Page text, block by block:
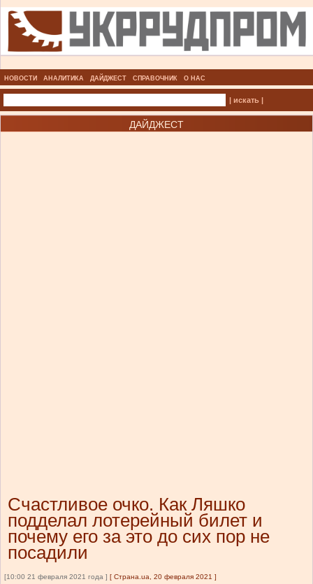
НОВОСТИ АНАЛИТИКА ДАЙДЖЕСТ СПРАВОЧНИК О НАС
| искать |
ДАЙДЖЕСТ
Счастливое очко. Как Ляшко
подделал лотерейный билет и
почему его за это до сих пор не
посадили
[10:00 21 февраля 2021 года ] [ Страна.ua, 20 февраля 2021 ]